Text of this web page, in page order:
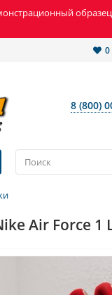
образец
0
8 (800)
Air Force 1